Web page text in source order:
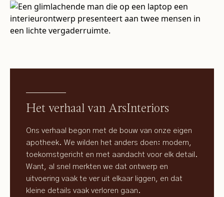
Het verhaal van ArsInteriors
Ons verhaal begon met de bouw van onze eigen
apotheek. We wilden het anders doen: modern,
toekomstgericht en met aandacht voor elk detail.
Want, al snel merkten we dat ontwerp en
uitvoering vaak te ver uit elkaar liggen, en dat
kleine details vaak verloren gaan.